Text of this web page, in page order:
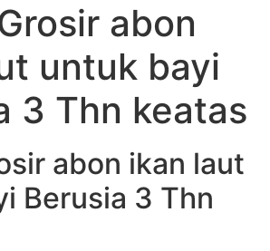
abon
untuk bayi
3 Thn keatas
abon ikan laut
Berusia 3 Thn